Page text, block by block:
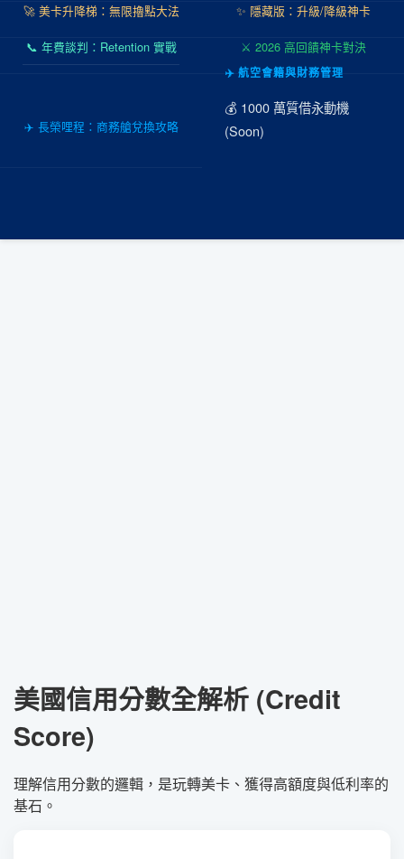
🚀 美卡升降梯：無限擼點大法 ✨ 隱藏版：升級/降級神卡
📞 年費談判：Retention 實戰 ⚔️ 2026 高回饋神卡對決
✈️ 航空會籍與財務管理
✈️ 長榮哩程：商務艙兌換攻略
💰 1000 萬質借永動機
(Soon)
美國信用分數全解析 (Credit
Score)
理解信用分數的邏輯，是玩轉美卡、獲得高額度與低利率的
基石。